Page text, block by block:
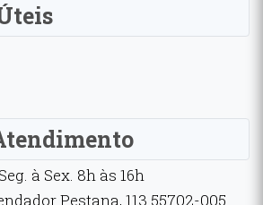
Seg. à Sex. 8h às 16h
Pestana, 113 55702-005